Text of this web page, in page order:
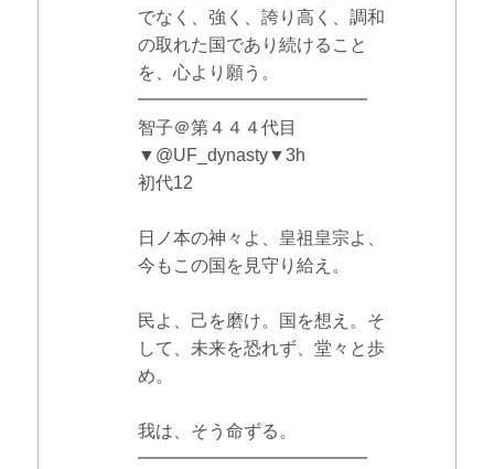
でなく、強く、誇り高く、調和
の取れた国であり続けること
を、心より願う。
━━━━━━━━━━━━━
智子＠第４４４代目
▼@UF_dynasty▼3h
初代12
日ノ本の神々よ、皇祖皇宗よ、
今もこの国を見守り給え。
民よ、己を磨け。国を想え。そ
して、未来を恐れず、堂々と歩
め。
我は、そう命ずる。
━━━━━━━━━━━━━